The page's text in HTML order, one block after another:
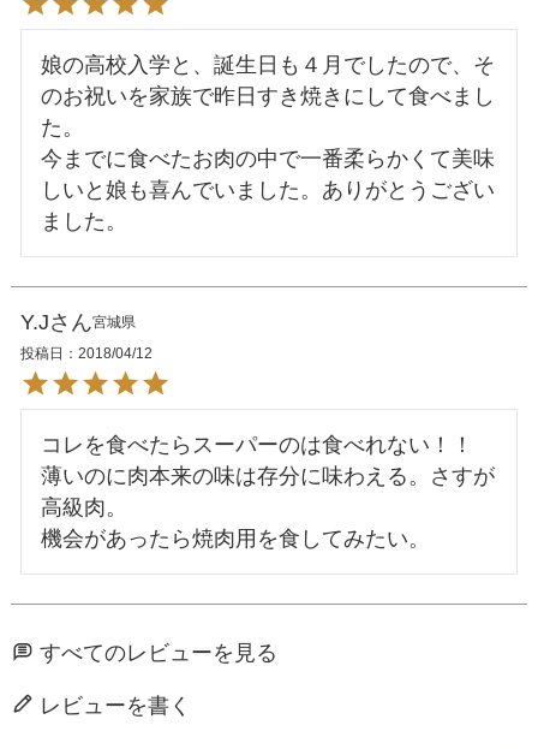
娘の高校入学と、誕生日も４月でしたので、そ
のお祝いを家族で昨日すき焼きにして食べまし
た。
今までに食べたお肉の中で一番柔らかくて美味
しいと娘も喜んでいました。ありがとうござい
Y.J
宮城県
投稿日
2018/04/12
コレを食べたらスーパーのは食べれない！！
薄いのに肉本来の味は存分に味わえる。さすが
高級肉。
すべてのレビューを見る
レビューを書く